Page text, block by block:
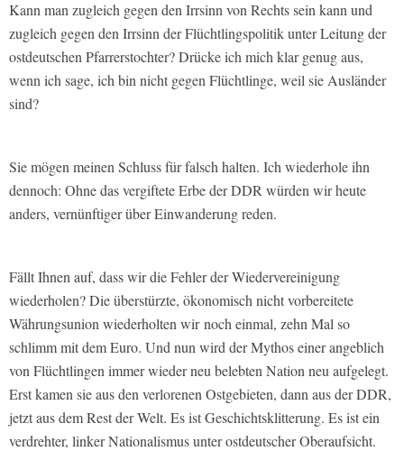
Kann man zugleich gegen den Irrsinn von Rechts sein kann und
zugleich gegen den Irrsinn der Flüchtlingspolitik unter Leitung der
ostdeutschen Pfarrerstochter? Drücke ich mich klar genug aus,
wenn ich sage, ich bin nicht gegen Flüchtlinge, weil sie Ausländer
sind?
Sie mögen meinen Schluss für falsch halten. Ich wiederhole ihn
dennoch: Ohne das vergiftete Erbe der DDR würden wir heute
anders, vernünftiger über Einwanderung reden.
Fällt Ihnen auf, dass wir die Fehler der Wiedervereinigung
wiederholen? Die überstürzte, ökonomisch nicht vorbereitete
Währungsunion wiederholten wir noch einmal, zehn Mal so
schlimm mit dem Euro. Und nun wird der Mythos einer angeblich
von Flüchtlingen immer wieder neu belebten Nation neu aufgelegt.
Erst kamen sie aus den verlorenen Ostgebieten, dann aus der DDR,
jetzt aus dem Rest der Welt. Es ist Geschichtsklitterung. Es ist ein
verdrehter, linker Nationalismus unter ostdeutscher Oberaufsicht.